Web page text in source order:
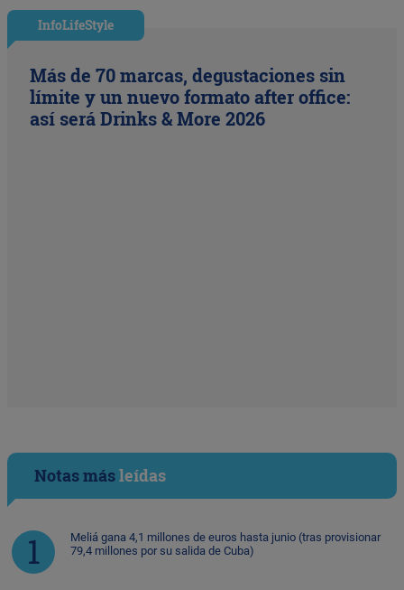
InfoLifeStyle
Más de 70 marcas, degustaciones sin
límite y un nuevo formato after office:
así será Drinks & More 2026
Notas másleídas
Meliá gana 4,1 millones de euros hasta junio (tras provisionar
79,4 millones por su salida de Cuba)